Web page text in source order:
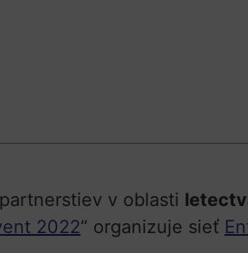
v oblasti
2022“ organizuje sieť